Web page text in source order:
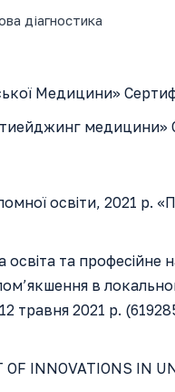
діагностика
Медицини»
медицини»
освіти, 2021 р.
та професійне
в
травня 2021 р.
OF INNOVATIONS IN